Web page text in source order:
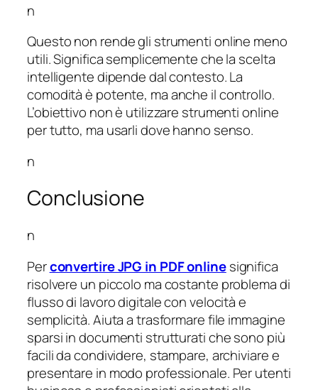
n
Questo non rende gli strumenti online meno
utili. Significa semplicemente che la scelta
intelligente dipende dal contesto. La
comodità è potente, ma anche il controllo.
L’obiettivo non è utilizzare strumenti online
per tutto, ma usarli dove hanno senso.
n
Conclusione
n
Perconvertire JPG in PDF onlinesignifica
risolvere un piccolo ma costante problema di
flusso di lavoro digitale con velocità e
semplicità. Aiuta a trasformare file immagine
sparsi in documenti strutturati che sono più
facili da condividere, stampare, archiviare e
presentare in modo professionale. Per utenti